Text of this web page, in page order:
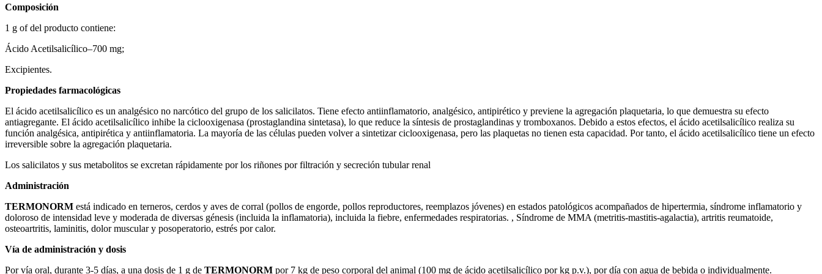
Composición
1 g of del producto contiene:
Ácido Acetilsalicílico–700 mg;
Excipientes.
Propiedades farmacológicas
El ácido acetilsalicílico es un analgésico no narcótico del grupo de los salicilatos. Tiene efecto antiinflamatorio, analgésico, antipirético y previene la agregación plaquetaria, lo que demuestra su efecto
antiagregante. El ácido acetilsalicílico inhibe la ciclooxigenasa (prostaglandina sintetasa), lo que reduce la síntesis de prostaglandinas y tromboxanos. Debido a estos efectos, el ácido acetilsalicílico realiza su
función analgésica, antipirética y antiinflamatoria. La mayoría de las células pueden volver a sintetizar ciclooxigenasa, pero las plaquetas no tienen esta capacidad. Por tanto, el ácido acetilsalicílico tiene un efecto
irreversible sobre la agregación plaquetaria.
Los salicilatos y sus metabolitos se excretan rápidamente por los riñones por filtración y secreción tubular renal
Administración
TERMONORM está indicado en terneros, cerdos y aves de corral (pollos de engorde, pollos reproductores, reemplazos jóvenes) en estados patológicos acompañados de hipertermia, síndrome inflamatorio y
doloroso de intensidad leve y moderada de diversas génesis (incluida la inflamatoria), incluida la fiebre, enfermedades respiratorias. , Síndrome de MMA (metritis-mastitis-agalactia), artritis reumatoide,
osteoartritis, laminitis, dolor muscular y posoperatorio, estrés por calor.
Vía de administración y dosis
Por vía oral, durante 3-5 días, a una dosis de 1 g de TERMONORM por 7 kg de peso corporal del animal (100 mg de ácido acetilsalicílico por kg p.v.), por día con agua de bebida o individualmente.